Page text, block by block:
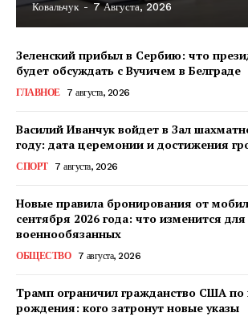
КавПолит
Ковальчук - 7 Августа, 2026
Зеленский прибыл в Сербию: что
будет обсуждать с Вучичем в Белграде
ГЛАВНОЕ 7 августа, 2026
Василий Иванчук войдет в Зал
году: дата церемонии и достижения
СПОРТ 7 августа, 2026
Новые правила бронирования от
сентября 2026 года: что изменится для
военнообязанных
ОБЩЕСТВО 7 августа, 2026
Трамп ограничил гражданство США по
рождения: кого затронут новые указы